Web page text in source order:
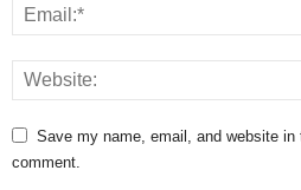
Save my name, email, and website in
comment.